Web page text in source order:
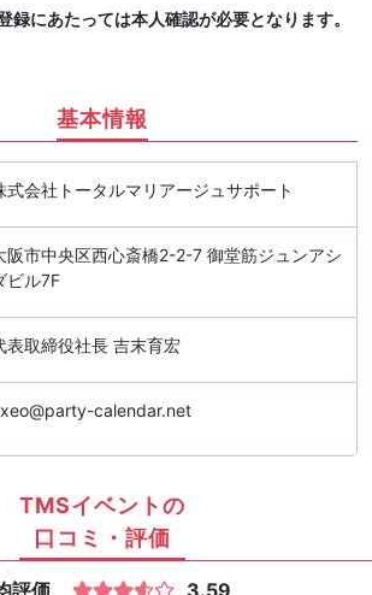
録にあたっては本人確認が必要となります。
基本情報
式会社トータルマリアージュサポート
阪市中央区西心斎橋2-2-7 御堂筋ジュンアシ
ビル7F
表取締役社長 吉末育宏
calendar.net
TMSイベントの
口コミ・評価